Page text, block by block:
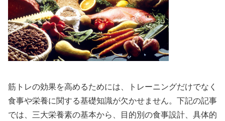
筋トレの効果を高めるためには、トレーニングだけでなく
食事や栄養に関する基礎知識が欠かせません。下記の記事
では、三大栄養素の基本から、目的別の食事設計、具体的